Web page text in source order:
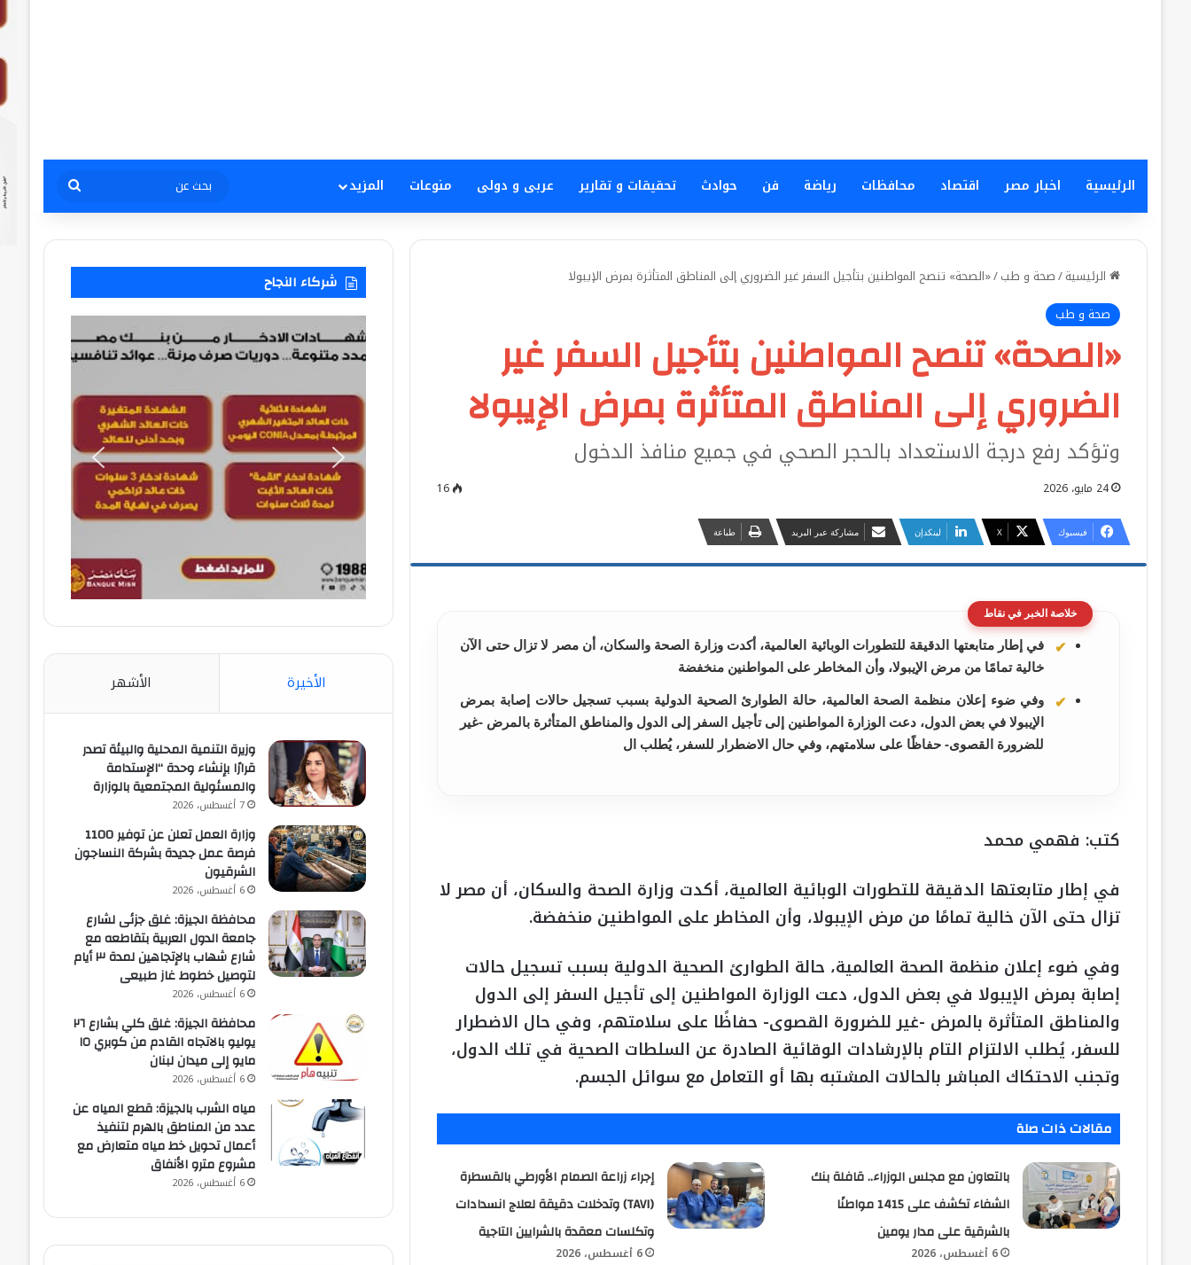
الرئيسية اخبار مصر اقتصاد محافظات رياضة فن حوادث تحقيقات و تقارير عربى و دولى منوعات المزيد
بحث
عن
الرئيسية/صحة و طب/«الصحة» تنصح المواطنين بتأجيل السفر غير الضروري إلى المناطق المتأثرة بمرض الإيبولا
صحة و طب
«الصحة» تنصح المواطنين بتأجيل السفر غير
الضروري إلى المناطق المتأثرة بمرض الإيبولا
وتؤكد رفع درجة الاستعداد بالحجر الصحي في جميع منافذ الدخول
24 مايو، 2026 16
فيسبوك ‫X لينكدإن مشاركة عبر البريد طباعة
خلاصة الخبر في نقاط
في إطار متابعتها الدقيقة للتطورات الوبائية العالمية، أكدت وزارة الصحة والسكان، أن مصر لا تزال حتى الآن
خالية تمامًا من مرض الإيبولا، وأن المخاطر على المواطنين منخفضة
وفي ضوء إعلان منظمة الصحة العالمية، حالة الطوارئ الصحية الدولية بسبب تسجيل حالات إصابة بمرض
الإيبولا في بعض الدول، دعت الوزارة المواطنين إلى تأجيل السفر إلى الدول والمناطق المتأثرة بالمرض -غير
للضرورة القصوى- حفاظًا على سلامتهم، وفي حال الاضطرار للسفر، يُطلب ال
كتب: فهمي محمد
في إطار متابعتها الدقيقة للتطورات الوبائية العالمية، أكدت وزارة الصحة والسكان، أن مصر لا
تزال حتى الآن خالية تمامًا من مرض الإيبولا، وأن المخاطر على المواطنين منخفضة.
وفي ضوء إعلان منظمة الصحة العالمية، حالة الطوارئ الصحية الدولية بسبب تسجيل حالات
إصابة بمرض الإيبولا في بعض الدول، دعت الوزارة المواطنين إلى تأجيل السفر إلى الدول
والمناطق المتأثرة بالمرض -غير للضرورة القصوى- حفاظًا على سلامتهم، وفي حال الاضطرار
للسفر، يُطلب الالتزام التام بالإرشادات الوقائية الصادرة عن السلطات الصحية في تلك الدول،
وتجنب الاحتكاك المباشر بالحالات المشتبه بها أو التعامل مع سوائل الجسم.
مقالات ذات صلة
بالتعاون مع مجلس الوزراء.. قافلة بنك
الشفاء تكشف على 1415 مواطنًا
بالشرقية على مدار يومين
6 أغسطس، 2026
إجراء زراعة الصمام الأورطي بالقسطرة
(TAVI) وتدخلات دقيقة لعلاج انسدادات
وتكلسات معقدة بالشرايين التاجية
6 أغسطس، 2026
شركاء النجاح
الأخيرة الأشهر
وزيرة التنمية المحلية والبيئة تصدر
قرارًا بإنشاء وحدة “الإستدامة
والمسئولية المجتمعية بالوزارة
7 أغسطس، 2026
وزارة العمل تعلن عن توفير 1100
فرصة عمل جديدة بشركة النساجون
الشرقيون
6 أغسطس، 2026
محافظة الجيزة: غلق جزئى لشارع
جامعة الدول العربية بتقاطعه مع
شارع شهاب بالإتجاهين لمدة ٣ أيام
لتوصيل خطوط غاز طبيعى
6 أغسطس، 2026
محافظة الجيزة: غلق كلي بشارع ٢٦
يوليو بالاتجاه القادم من كوبري ١٥
مايو إلى ميدان لبنان
6 أغسطس، 2026
مياه الشرب بالجيزة: قطع المياه عن
عدد من المناطق بالهرم لتنفيذ
أعمال تحويل خط مياه متعارض مع
مشروع مترو الأنفاق
6 أغسطس، 2026